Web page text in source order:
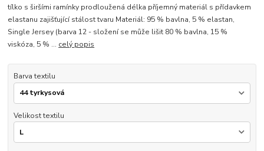
tílko s širšími ramínky prodloužená délka příjemný materiál s přídavkem
elastanu zajišťující stálost tvaru Materiál: 95 % bavlna, 5 % elastan,
Single Jersey (barva 12 - složení se může lišit 80 % bavlna, 15 %
viskóza, 5 % ... celý popis
Barva textilu
Velikost textilu